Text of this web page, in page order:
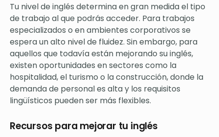
Tu nivel de inglés determina en gran medida el tipo
de trabajo al que podrás acceder. Para trabajos
especializados o en ambientes corporativos se
espera un alto nivel de fluidez. Sin embargo, para
aquellos que todavía están mejorando su inglés,
existen oportunidades en sectores como la
hospitalidad, el turismo o la construcción, donde la
demanda de personal es alta y los requisitos
lingüísticos pueden ser más flexibles.
Recursos para mejorar tu inglés